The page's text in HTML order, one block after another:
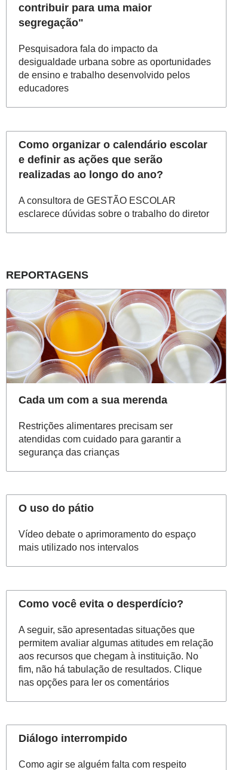
contribuir para uma maior
segregação"
Pesquisadora fala do impacto da
desigualdade urbana sobre as oportunidades
de ensino e trabalho desenvolvido pelos
educadores
Como organizar o calendário escolar
e definir as ações que serão
realizadas ao longo do ano?
A consultora de GESTÃO ESCOLAR
esclarece dúvidas sobre o trabalho do diretor
REPORTAGENS
Cada um com a sua merenda
Restrições alimentares precisam ser
atendidas com cuidado para garantir a
segurança das crianças
O uso do pátio
Vídeo debate o aprimoramento do espaço
mais utilizado nos intervalos
Como você evita o desperdício?
A seguir, são apresentadas situações que
permitem avaliar algumas atitudes em relação
aos recursos que chegam à instituição. No
fim, não há tabulação de resultados. Clique
nas opções para ler os comentários
Diálogo interrompido
Como agir se alguém falta com respeito